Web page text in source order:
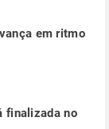
em ritmo
finalizada no